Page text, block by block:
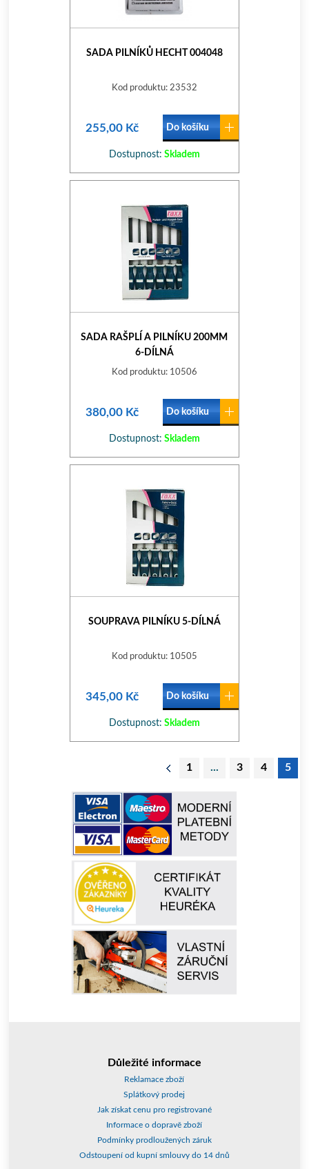
SADA PILNÍKŮ HECHT 004048
Kod produktu: 23532
255,00 Kč Do košíku
Dostupnost: Skladem
SADA RAŠPLÍ A PILNÍKU 200MM
6-DÍLNÁ
Kod produktu: 10506
380,00 Kč Do košíku
Dostupnost: Skladem
SOUPRAVA PILNÍKU 5-DÍLNÁ
Kod produktu: 10505
345,00 Kč Do košíku
Dostupnost: Skladem
1 ... 3 4 5
Důležité informace
Reklamace zboží
Splátkový prodej
Jak získat cenu pro registrované
Informace o dopravě zboží
Podmínky prodloužených záruk
Odstoupení od kupní smlouvy do 14 dnů